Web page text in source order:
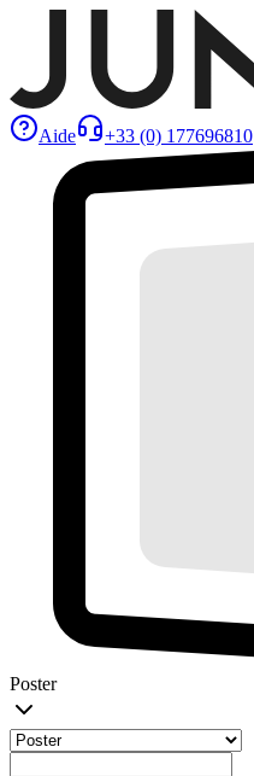
Aide +33 (0) 177696810
Poster